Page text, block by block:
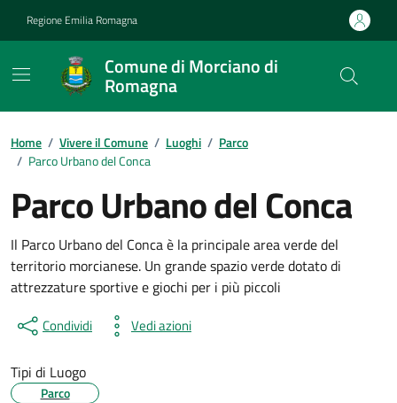
Regione Emilia Romagna
Comune di Morciano di
Romagna
Contenuti in evidenza
Home / Vivere il Comune / Luoghi / Parco
/ Parco Urbano del Conca
Parco Urbano del Conca
Il Parco Urbano del Conca è la principale area verde del
territorio morcianese. Un grande spazio verde dotato di
attrezzature sportive e giochi per i più piccoli
Condividi Vedi azioni
Tipi di Luogo
Parco